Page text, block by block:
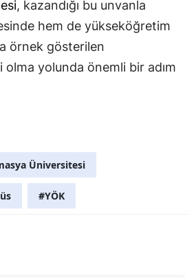
, kazandığı bu unvanla
hem de yükseköğretim
örnek gösterilen
yolunda önemli bir adım
Üniversitesi
#YÖK